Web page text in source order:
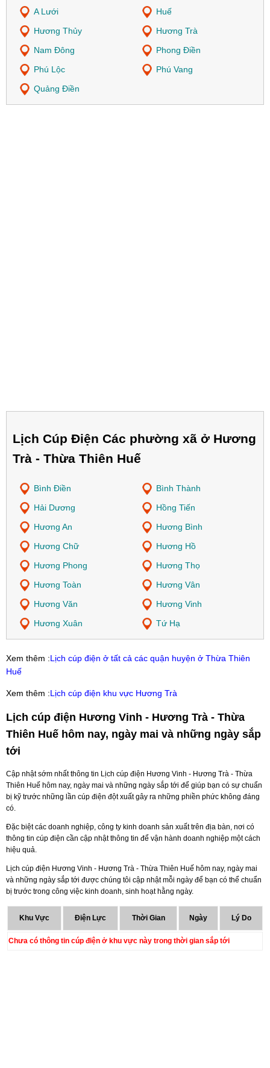
A Lưới
Huế
Hương Thủy
Hương Trà
Nam Đông
Phong Điền
Phú Lộc
Phú Vang
Quảng Điền
Lịch Cúp Điện Các phường xã ở Hương
Trà - Thừa Thiên Huế
Bình Điền
Bình Thành
Hải Dương
Hồng Tiến
Hương An
Hương Bình
Hương Chữ
Hương Hồ
Hương Phong
Hương Thọ
Hương Toàn
Hương Vân
Hương Văn
Hương Vinh
Hương Xuân
Tứ Hạ
Xem thêm :Lịch cúp điện ở tất cả các quận huyện ở Thừa Thiên
Huế
Xem thêm :Lịch cúp điện khu vực Hương Trà
Lịch cúp điện Hương Vinh - Hương Trà - Thừa
Thiên Huế hôm nay, ngày mai và những ngày sắp
tới
Cập nhật sớm nhất thông tin Lịch cúp điện Hương Vinh - Hương Trà - Thừa
Thiên Huế hôm nay, ngày mai và những ngày sắp tới để giúp bạn có sự chuẩn
bị kỹ trước những lần cúp điện đột xuất gây ra những phiền phức không đáng
có.
Đặc biệt các doanh nghiệp, công ty kinh doanh sản xuất trên địa bàn, nơi có
thông tin cúp điện cần cập nhật thông tin để vận hành doanh nghiệp một cách
hiệu quả.
Lịch cúp điện Hương Vinh - Hương Trà - Thừa Thiên Huế hôm nay, ngày mai
và những ngày sắp tới được chúng tôi cập nhật mỗi ngày để bạn có thể chuẩn
bị trước trong công việc kinh doanh, sinh hoạt hằng ngày.
Khu Vực Điện Lực Thời Gian Ngày Lý Do
Chưa có thông tin cúp điện ở khu vực này trong thời gian sắp tới